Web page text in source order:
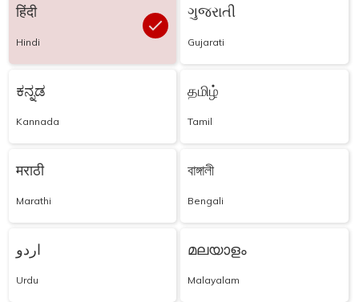
हिंदी
Hindi
ગુજરાતી
Gujarati
ಕನ್ನಡ
Kannada
தமிழ்
Tamil
मराठी
Marathi
বাঙ্গালী
Bengali
اردو
Urdu
മലയാളം
Malayalam